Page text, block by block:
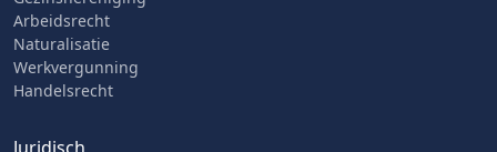
Arbeidsrecht
Naturalisatie
Werkvergunning
Handelsrecht